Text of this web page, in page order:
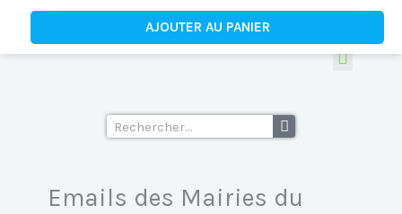
contenu
Rechercher
Emails des Mairies du
quantité
Emails
AJOUTER AU PANIER